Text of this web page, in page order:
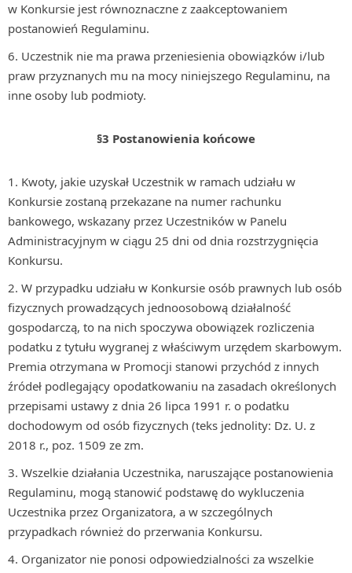
w Konkursie jest równoznaczne z zaakceptowaniem
postanowień Regulaminu.
Uczestnik nie ma prawa przeniesienia obowiązków i/lub
praw przyznanych mu na mocy niniejszego Regulaminu, na
inne osoby lub podmioty.
§3 Postanowienia końcowe
Kwoty, jakie uzyskał Uczestnik w ramach udziału w
Konkursie zostaną przekazane na numer rachunku
bankowego, wskazany przez Uczestników w Panelu
Administracyjnym w ciągu 25 dni od dnia rozstrzygnięcia
Konkursu.
W przypadku udziału w Konkursie osób prawnych lub osób
fizycznych prowadzących jednoosobową działalność
gospodarczą, to na nich spoczywa obowiązek rozliczenia
podatku z tytułu wygranej z właściwym urzędem skarbowym.
Premia otrzymana w Promocji stanowi przychód z innych
źródeł podlegający opodatkowaniu na zasadach określonych
przepisami ustawy z dnia 26 lipca 1991 r. o podatku
dochodowym od osób fizycznych (teks jednolity: Dz. U. z
2018 r., poz. 1509 ze zm.
Wszelkie działania Uczestnika, naruszające postanowienia
Regulaminu, mogą stanowić podstawę do wykluczenia
Uczestnika przez Organizatora, a w szczególnych
przypadkach również do przerwania Konkursu.
Organizator nie ponosi odpowiedzialności za wszelkie